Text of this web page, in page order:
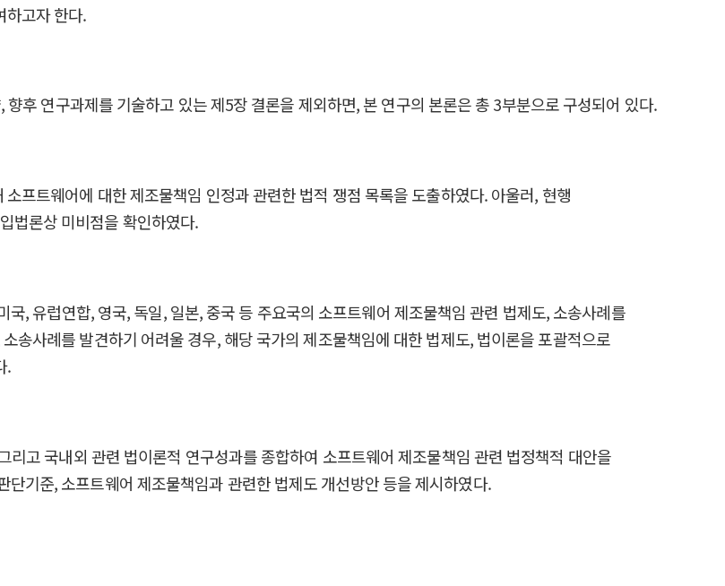
하고자 한다.
후 연구과제를 기술하고 있는 제5장 결론을 제외하면, 본 연구의 본론은 총 3부분으로 구성되어 있다.
프트웨어에 대한 제조물책임 인정과 관련한 법적 쟁점 목록을 도출하였다. 아울러, 현행
법론상 미비점을 확인하였다.
, 유럽연합, 영국, 독일, 일본, 중국 등 주요국의 소프트웨어 제조물책임 관련 법제도, 소송사례를
송사례를 발견하기 어려울 경우, 해당 국가의 제조물책임에 대한 법제도, 법이론을 포괄적으로
.
고 국내외 관련 법이론적 연구성과를 종합하여 소프트웨어 제조물책임 관련 법정책적 대안을
기준, 소프트웨어 제조물책임과 관련한 법제도 개선방안 등을 제시하였다.